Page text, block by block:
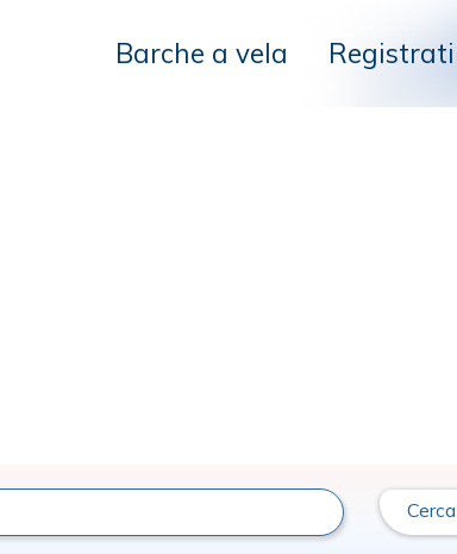
Barche a vela Registrati
Cerca